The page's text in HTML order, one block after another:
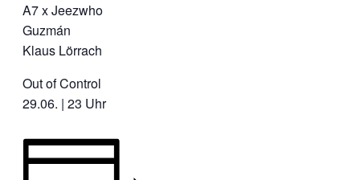
A7 x Jeezwho
Guzmán
Klaus Lörrach
Out of Control
29.06. | 23 Uhr